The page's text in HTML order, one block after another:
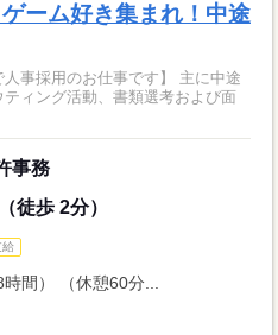
ーム好き集まれ！中途
人事採用のお仕事です】 主に中途
ィング活動、書類選考および面
事務
徒歩 2分）
給
間） （休憩60分...